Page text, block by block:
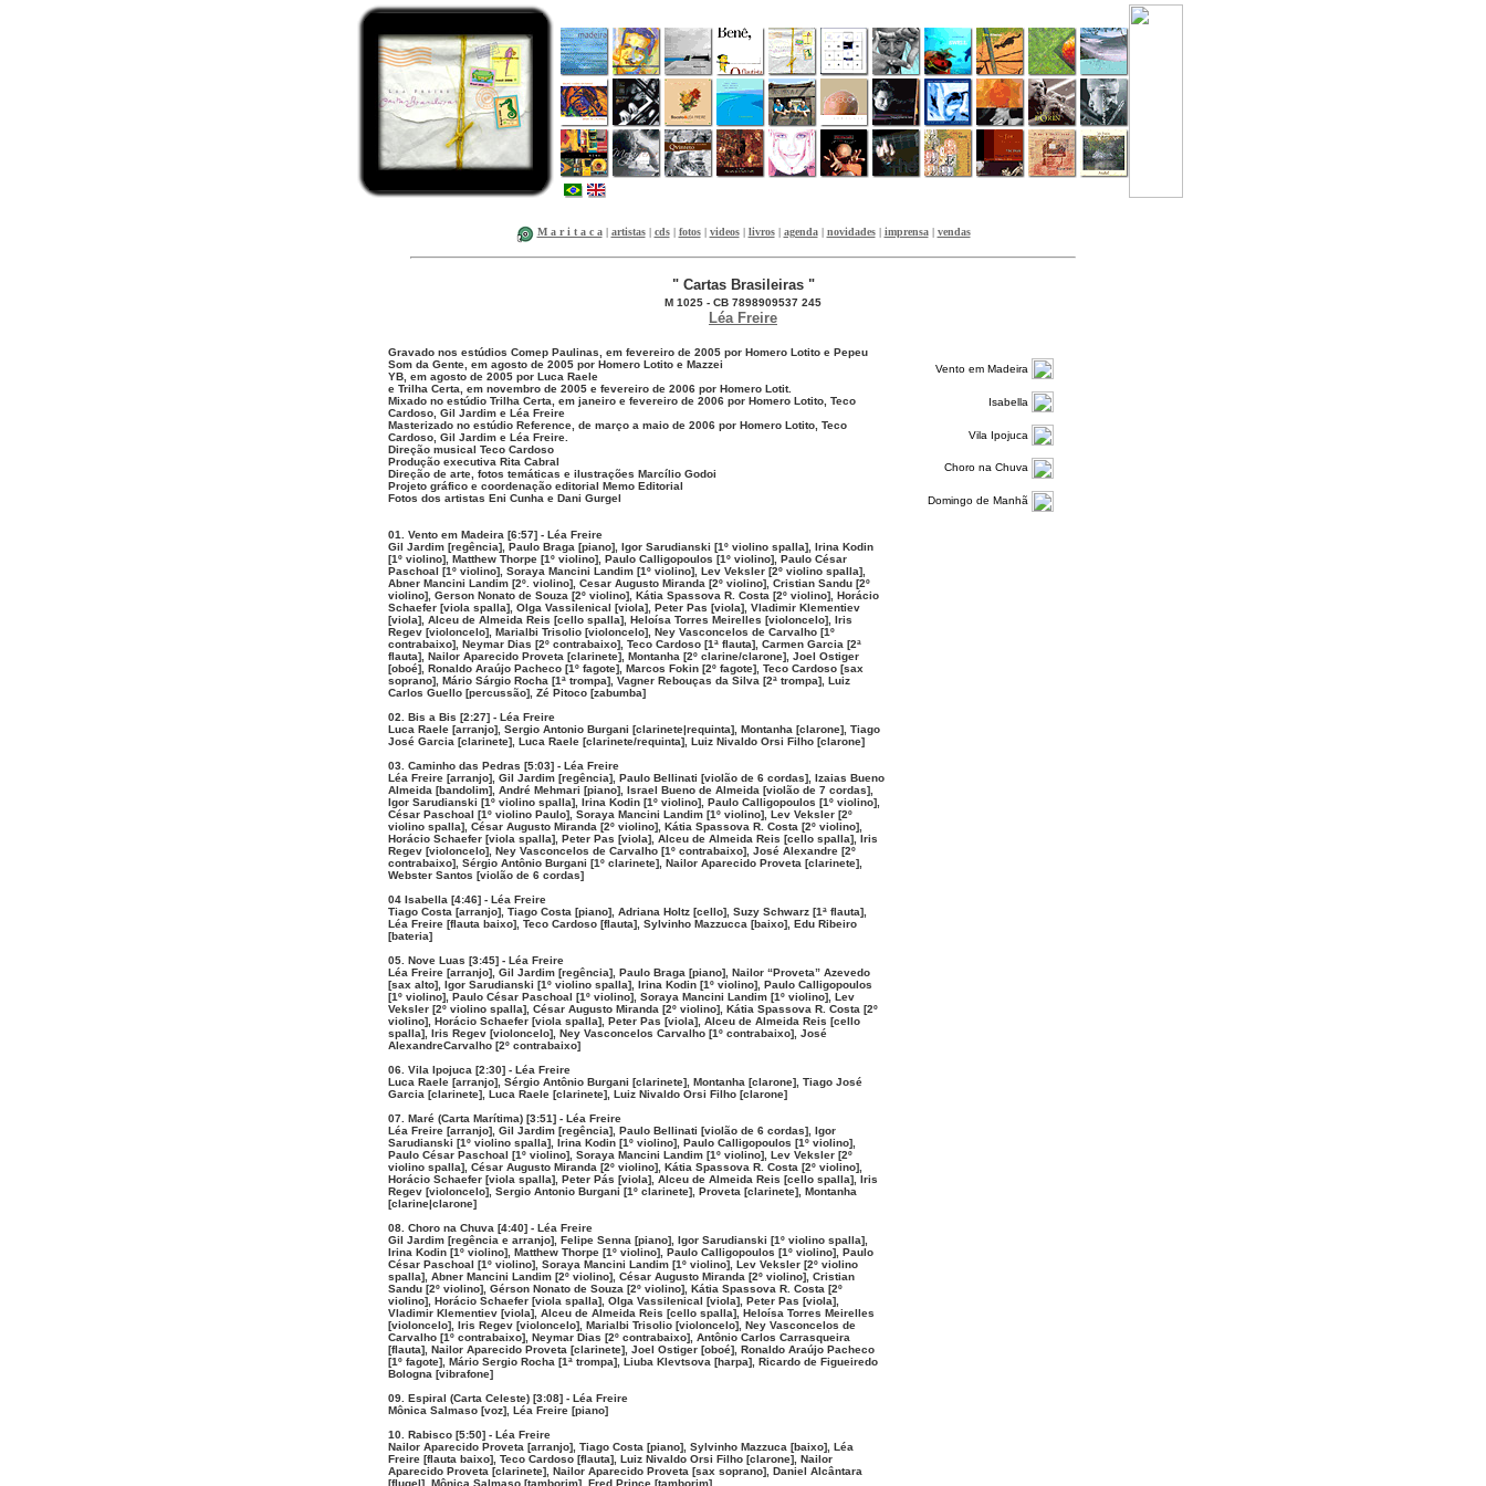
M a r i t a c a| artistas| cds| fotos| videos | livros| agenda| novidades| imprensa | vendas
" Cartas Brasileiras "
M 1025 - CB 7898909537 245
Léa Freire
Gravado nos estúdios Comep Paulinas, em fevereiro de 2005 por Homero Lotito e Pepeu
Som da Gente, em agosto de 2005 por Homero Lotito e Mazzei
YB, em agosto de 2005 por Luca Raele
e Trilha Certa, em novembro de 2005 e fevereiro de 2006 por Homero Lotit.
Mixado no estúdio Trilha Certa, em janeiro e fevereiro de 2006 por Homero Lotito, Teco
Cardoso, Gil Jardim e Léa Freire
Masterizado no estúdio Reference, de março a maio de 2006 por Homero Lotito, Teco
Cardoso, Gil Jardim e Léa Freire.
Direção musical Teco Cardoso
Produção executiva Rita Cabral
Direção de arte, fotos temáticas e ilustrações Marcílio Godoi
Projeto gráfico e coordenação editorial Memo Editorial
Fotos dos artistas Eni Cunha e Dani Gurgel
01. Vento em Madeira [6:57] - Léa Freire
Gil Jardim [regência], Paulo Braga [piano], Igor Sarudianski [1º violino spalla], Irina Kodin
[1º violino], Matthew Thorpe [1º violino], Paulo Calligopoulos [1º violino], Paulo César
Paschoal [1º violino], Soraya Mancini Landim [1º violino], Lev Veksler [2º violino spalla],
Abner Mancini Landim [2º. violino], Cesar Augusto Miranda [2º violino], Cristian Sandu [2º
violino], Gerson Nonato de Souza [2º violino], Kátia Spassova R. Costa [2º violino], Horácio
Schaefer [viola spalla], Olga Vassilenical [viola], Peter Pas [viola], Vladimir Klementiev
[viola], Alceu de Almeida Reis [cello spalla], Heloísa Torres Meirelles [violoncelo], Iris
Regev [violoncelo], Marialbi Trisolio [violoncelo], Ney Vasconcelos de Carvalho [1º
contrabaixo], Neymar Dias [2º contrabaixo], Teco Cardoso [1ª flauta], Carmen Garcia [2ª
flauta], Nailor Aparecido Proveta [clarinete], Montanha [2º clarine/clarone], Joel Ostiger
[oboé], Ronaldo Araújo Pacheco [1º fagote], Marcos Fokin [2º fagote], Teco Cardoso [sax
soprano], Mário Sárgio Rocha [1ª trompa], Vagner Rebouças da Silva [2ª trompa], Luiz
Carlos Guello [percussão], Zé Pitoco [zabumba]
02. Bis a Bis [2:27] - Léa Freire
Luca Raele [arranjo], Sergio Antonio Burgani [clarinete|requinta], Montanha [clarone], Tiago
José Garcia [clarinete], Luca Raele [clarinete/requinta], Luiz Nivaldo Orsi Filho [clarone]
03. Caminho das Pedras [5:03] - Léa Freire
Léa Freire [arranjo], Gil Jardim [regência], Paulo Bellinati [violão de 6 cordas], Izaias Bueno
Almeida [bandolim], André Mehmari [piano], Israel Bueno de Almeida [violão de 7 cordas],
Igor Sarudianski [1º violino spalla], Irina Kodin [1º violino], Paulo Calligopoulos [1º violino],
César Paschoal [1º violino Paulo], Soraya Mancini Landim [1º violino], Lev Veksler [2º
violino spalla], César Augusto Miranda [2º violino], Kátia Spassova R. Costa [2º violino],
Horácio Schaefer [viola spalla], Peter Pas [viola], Alceu de Almeida Reis [cello spalla], Iris
Regev [violoncelo], Ney Vasconcelos de Carvalho [1º contrabaixo], José Alexandre [2º
contrabaixo], Sérgio Antônio Burgani [1º clarinete], Nailor Aparecido Proveta [clarinete],
Webster Santos [violão de 6 cordas]
04 Isabella [4:46] - Léa Freire
Tiago Costa [arranjo], Tiago Costa [piano], Adriana Holtz [cello], Suzy Schwarz [1ª flauta],
Léa Freire [flauta baixo], Teco Cardoso [flauta], Sylvinho Mazzucca [baixo], Edu Ribeiro
[bateria]
05. Nove Luas [3:45] - Léa Freire
Léa Freire [arranjo], Gil Jardim [regência], Paulo Braga [piano], Nailor “Proveta” Azevedo
[sax alto], Igor Sarudianski [1º violino spalla], Irina Kodin [1º violino], Paulo Calligopoulos
[1º violino], Paulo César Paschoal [1º violino], Soraya Mancini Landim [1º violino], Lev
Veksler [2º violino spalla], César Augusto Miranda [2º violino], Kátia Spassova R. Costa [2º
violino], Horácio Schaefer [viola spalla], Peter Pas [viola], Alceu de Almeida Reis [cello
spalla], Iris Regev [violoncelo], Ney Vasconcelos Carvalho [1º contrabaixo], José
AlexandreCarvalho [2º contrabaixo]
06. Vila Ipojuca [2:30] - Léa Freire
Luca Raele [arranjo], Sérgio Antônio Burgani [clarinete], Montanha [clarone], Tiago José
Garcia [clarinete], Luca Raele [clarinete], Luiz Nivaldo Orsi Filho [clarone]
07. Maré (Carta Marítima) [3:51] - Léa Freire
Léa Freire [arranjo], Gil Jardim [regência], Paulo Bellinati [violão de 6 cordas], Igor
Sarudianski [1º violino spalla], Irina Kodin [1º violino], Paulo Calligopoulos [1º violino],
Paulo César Paschoal [1º violino], Soraya Mancini Landim [1º violino], Lev Veksler [2º
violino spalla], César Augusto Miranda [2º violino], Kátia Spassova R. Costa [2º violino],
Horácio Schaefer [viola spalla], Peter Pás [viola], Alceu de Almeida Reis [cello spalla], Iris
Regev [violoncelo], Sergio Antonio Burgani [1º clarinete], Proveta [clarinete], Montanha
[clarine|clarone]
08. Choro na Chuva [4:40] - Léa Freire
Gil Jardim [regência e arranjo], Felipe Senna [piano], Igor Sarudianski [1º violino spalla],
Irina Kodin [1º violino], Matthew Thorpe [1º violino], Paulo Calligopoulos [1º violino], Paulo
César Paschoal [1º violino], Soraya Mancini Landim [1º violino], Lev Veksler [2º violino
spalla], Abner Mancini Landim [2º violino], César Augusto Miranda [2º violino], Cristian
Sandu [2º violino], Gérson Nonato de Souza [2º violino], Kátia Spassova R. Costa [2º
violino], Horácio Schaefer [viola spalla], Olga Vassilenical [viola], Peter Pas [viola],
Vladimir Klementiev [viola], Alceu de Almeida Reis [cello spalla], Heloísa Torres Meirelles
[violoncelo], Iris Regev [violoncelo], Marialbi Trisolio [violoncelo], Ney Vasconcelos de
Carvalho [1º contrabaixo], Neymar Dias [2º contrabaixo], Antônio Carlos Carrasqueira
[flauta], Nailor Aparecido Proveta [clarinete], Joel Ostiger [oboé], Ronaldo Araújo Pacheco
[1º fagote], Mário Sergio Rocha [1ª trompa], Liuba Klevtsova [harpa], Ricardo de Figueiredo
Bologna [vibrafone]
09. Espiral (Carta Celeste) [3:08] - Léa Freire
Mônica Salmaso [voz], Léa Freire [piano]
10. Rabisco [5:50] - Léa Freire
Nailor Aparecido Proveta [arranjo], Tiago Costa [piano], Sylvinho Mazzuca [baixo], Léa
Freire [flauta baixo], Teco Cardoso [flauta], Luiz Nivaldo Orsi Filho [clarone], Nailor
Aparecido Proveta [clarinete], Nailor Aparecido Proveta [sax soprano], Daniel Alcântara
[flugel], Mônica Salmaso [tamborim], Fred Prince [tamborim]
Vento em Madeira
Isabella
Vila Ipojuca
Choro na Chuva
Domingo de Manhã